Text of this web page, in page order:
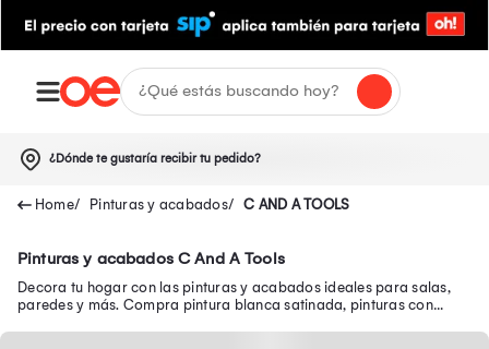
¿Dónde te gustaría recibir tu pedido?
Pinturas y acabados C AND A TOOLS
Pinturas y acabados C And A Tools
Decora tu hogar con las pinturas y acabados ideales para salas,
paredes y más. Compra pintura blanca satinada, pinturas con